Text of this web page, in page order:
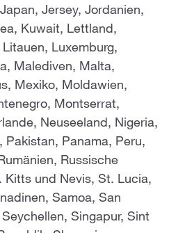
Jersey, Jordanien,
Kuwait, Lettland,
Luxemburg,
Malediven, Malta,
Mexiko, Moldawien,
Montserrat,
Neuseeland, Nigeria,
Pakistan, Panama, Peru,
Russische
Kitts und Nevis, St. Lucia,
Samoa, San
Singapur, Sint